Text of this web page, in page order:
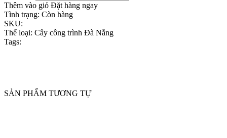
Thêm vào giỏ Đặt hàng ngay
Tình trạng: Còn hàng
SKU:
Thể loại: Cây công trình Đà Nẵng
Tags:
SẢN PHẨM TƯƠNG TỰ